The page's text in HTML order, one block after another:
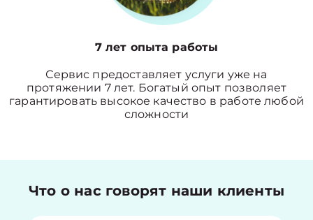
7 лет опыта работы
Сервис предоставляет услуги уже на
протяжении 7 лет. Богатый опыт позволяет
гарантировать высокое качество в работе любой
сложности
Что о нас говорят наши клиенты